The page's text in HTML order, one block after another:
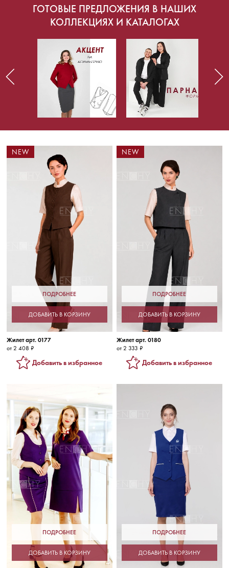
ГОТОВЫЕ ПРЕДЛОЖЕНИЯ В НАШИХ
КОЛЛЕКЦИЯХ И КАТАЛОГАХ
ПОДРОБНЕЕ
ДОБАВИТЬ В КОРЗИНУ
NEW
Жилет арт. 0177
от 2 408 ₽
Добавить в избранное
ПОДРОБНЕЕ
ДОБАВИТЬ В КОРЗИНУ
NEW
Жилет арт. 0180
от 2 333 ₽
Добавить в избранное
ПОДРОБНЕЕ
ДОБАВИТЬ В КОРЗИНУ
ПОДРОБНЕЕ
ДОБАВИТЬ В КОРЗИНУ